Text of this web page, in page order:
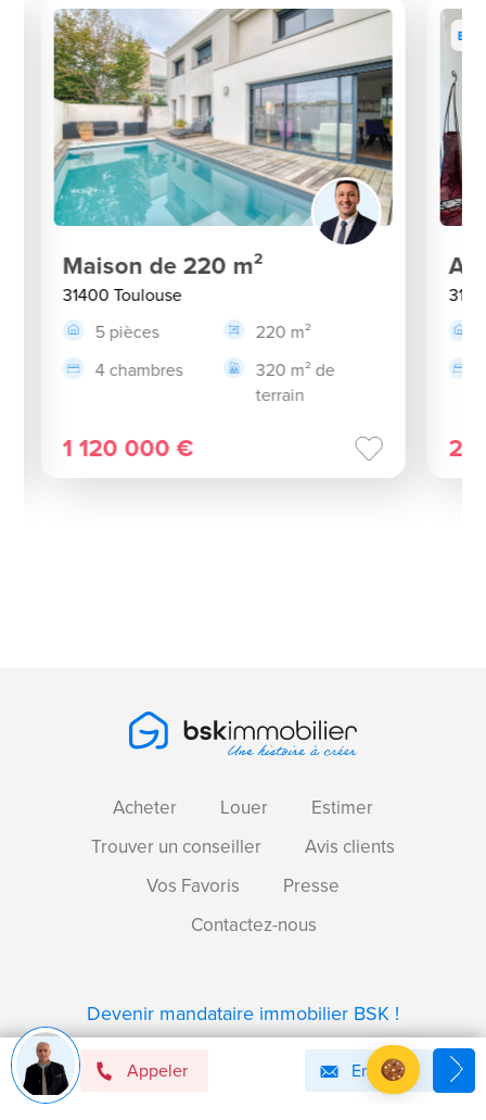
Appeler Email
Maison de 220 m²
31400 Toulouse
5 pièces
220 m²
4 chambres
320 m² de
terrain
1 120 000 €
Acheter Louer
Estimer
Trouver un conseiller
Avis clients
Vos Favoris
Presse
Contactez-nous
Devenir mandataire immobilier BSK !